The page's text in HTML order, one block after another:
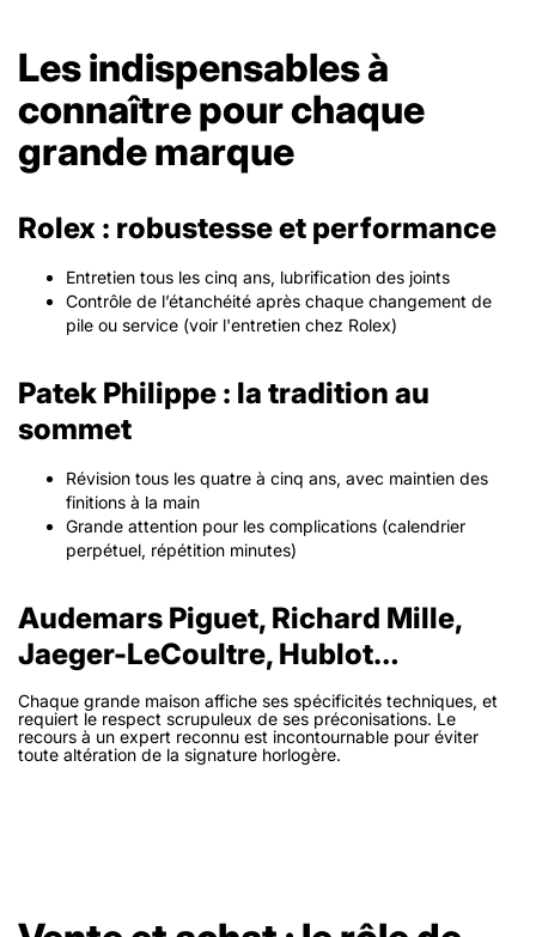
Les indispensables à
connaître pour chaque
grande marque
Rolex : robustesse et performance
Entretien tous les cinq ans, lubrification des joints
Contrôle de l’étanchéité après chaque changement de
pile ou service (voir l'entretien chez Rolex)
Patek Philippe : la tradition au
sommet
Révision tous les quatre à cinq ans, avec maintien des
finitions à la main
Grande attention pour les complications (calendrier
perpétuel, répétition minutes)
Audemars Piguet, Richard Mille,
Jaeger-LeCoultre, Hublot…
Chaque grande maison affiche ses spécificités techniques, et
requiert le respect scrupuleux de ses préconisations. Le
recours à un expert reconnu est incontournable pour éviter
toute altération de la signature horlogère.